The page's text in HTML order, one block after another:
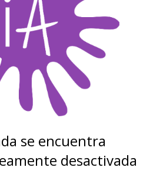
se encuentra
desactivada